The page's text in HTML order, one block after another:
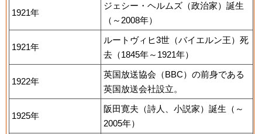
1921年
ジェシー・ヘルムズ（政治家）誕生
（～2008年）
1921年
ルートヴィヒ3世（バイエルン王）死
去（1845年～1921年）
1922年
英国放送協会（BBC）の前身である
英国放送会社設立。
1925年
阪田寛夫（詩人、小説家）誕生（～
2005年）